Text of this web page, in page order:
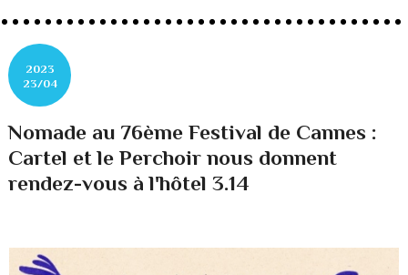
2023
23/04
Nomade au 76ème Festival de Cannes :
Cartel et le Perchoir nous donnent
rendez-vous à l'hôtel 3.14